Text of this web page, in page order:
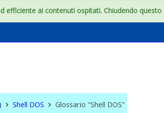
efficiente ai contenuti ospitati. Chiudendo
Shell DOS Glossario "Shell DOS"